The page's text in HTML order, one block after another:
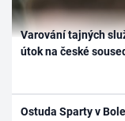
Varování tajných
útok na české
Ostuda Sparty v